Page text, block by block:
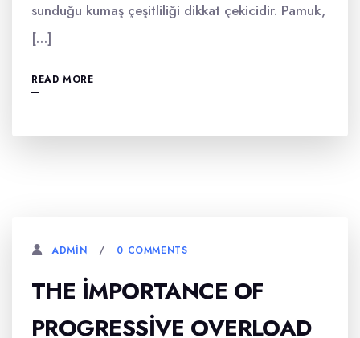
sunduğu kumaş çeşitliliği dikkat çekicidir. Pamuk,
[…]
READ MORE
ADMIN 0 COMMENTS
THE İMPORTANCE OF
PROGRESSIVE OVERLOAD